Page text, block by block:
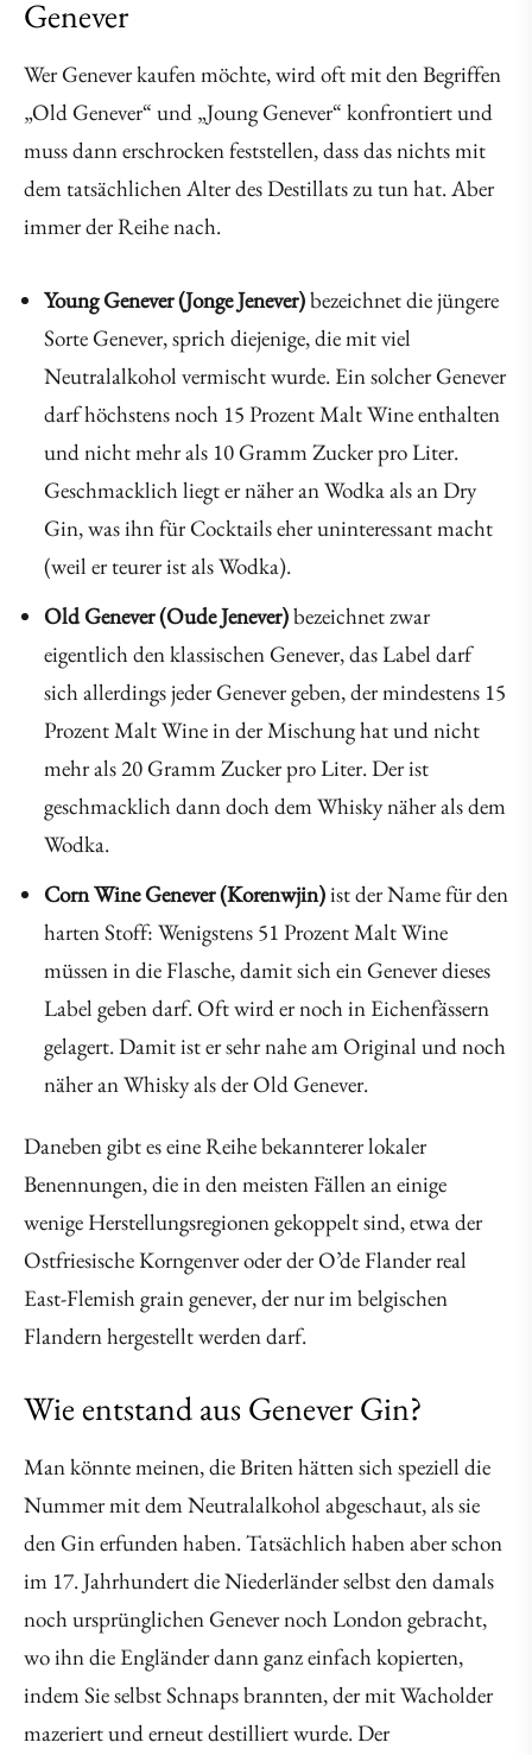
Genever
Wer Genever kaufen möchte, wird oft mit den Begriffen
„Old Genever“ und „Joung Genever“ konfrontiert und
muss dann erschrocken feststellen, dass das nichts mit
dem tatsächlichen Alter des Destillats zu tun hat. Aber
immer der Reihe nach.
Young Genever (Jonge Jenever)bezeichnet die jüngere
Sorte Genever, sprich diejenige, die mit viel
Neutralalkohol vermischt wurde. Ein solcher Genever
darf höchstens noch 15 Prozent Malt Wine enthalten
und nicht mehr als 10 Gramm Zucker pro Liter.
Geschmacklich liegt er näher an Wodka als an Dry
Gin, was ihn für Cocktails eher uninteressant macht
(weil er teurer ist als Wodka).
Old Genever (Oude Jenever)bezeichnet zwar
eigentlich den klassischen Genever, das Label darf
sich allerdings jeder Genever geben, der mindestens 15
Prozent Malt Wine in der Mischung hat und nicht
mehr als 20 Gramm Zucker pro Liter. Der ist
geschmacklich dann doch dem Whisky näher als dem
Wodka.
Corn Wine Genever (Korenwjin)ist der Name für den
harten Stoff: Wenigstens 51 Prozent Malt Wine
müssen in die Flasche, damit sich ein Genever dieses
Label geben darf. Oft wird er noch in Eichenfässern
gelagert. Damit ist er sehr nahe am Original und noch
näher an Whisky als der Old Genever.
Daneben gibt es eine Reihe bekannterer lokaler
Benennungen, die in den meisten Fällen an einige
wenige Herstellungsregionen gekoppelt sind, etwa der
Ostfriesische Korngenver oder der O’de Flander real
East-Flemish grain genever, der nur im belgischen
Flandern hergestellt werden darf.
Wie entstand aus Genever Gin?
Man könnte meinen, die Briten hätten sich speziell die
Nummer mit dem Neutralalkohol abgeschaut, als sie
den Gin erfunden haben. Tatsächlich haben aber schon
im 17. Jahrhundert die Niederländer selbst den damals
noch ursprünglichen Genever noch London gebracht,
wo ihn die Engländer dann ganz einfach kopierten,
indem Sie selbst Schnaps brannten, der mit Wacholder
mazeriert und erneut destilliert wurde. Der